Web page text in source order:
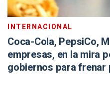
INTERNACIONAL
Coca-Cola, PepsiCo,
empresas, en la mira
gobiernos para frenar